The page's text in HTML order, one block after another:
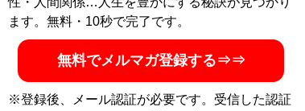
人が自然とやっている ズルい言いまわし
『賢い人が自然とやって
し』
ます。無料・10秒で完了です。
無料でメルマガ登録する⇒⇒
※登録後、メール認証が必要です。受信した認証